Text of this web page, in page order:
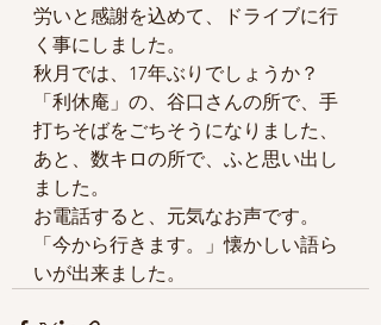
労いと感謝を込めて、ドライブに行
く事にしました。
秋月では、17年ぶりでしょうか？
「利休庵」の、谷口さんの所で、手
打ちそばをごちそうになりました、
あと、数キロの所で、ふと思い出し
ました。
お電話すると、元気なお声です。
「今から行きます。」懐かしい語ら
いが出来ました。